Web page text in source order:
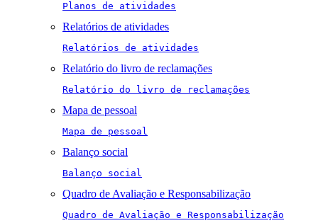
Planos de atividades
Relatórios de atividades
Relatórios de atividades
Relatório do livro de reclamações
Relatório do livro de reclamações
Mapa de pessoal
Mapa de pessoal
Balanço social
Balanço social
Quadro de Avaliação e Responsabilização
Quadro de Avaliação e Responsabilização